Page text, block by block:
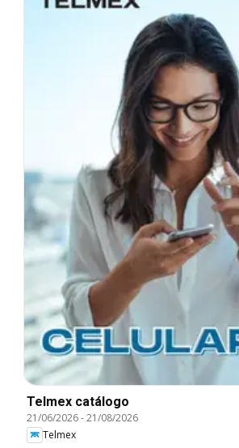
Telmex catálogo
21/06/2026-21/08/2026
Telmex